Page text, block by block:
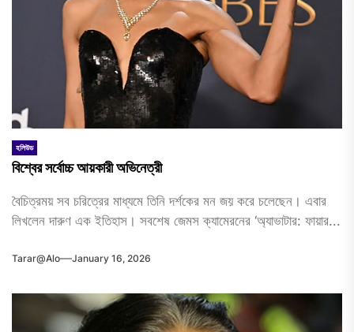
হলিউড
বিশ্বের সর্বোচ্চ আয়কারী অভিনেত্রী
বৈচিত্রময় সব চরিত্রের মাধ্যমে তিনি দর্শকের মন জয় করে চলেছেন। এবার
লিখলেন দারুণ এক ইতিহাস। সবশেষ জেমস ক্যামেরনের ‘অ্যাভাটার: ফায়ার...
Tarar@alo January 16, 2026